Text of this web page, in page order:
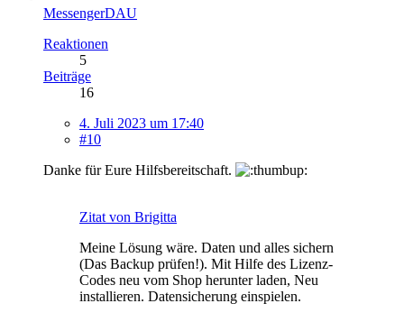
MessengerDAU
Reaktionen
5
Beiträge
16
4. Juli 2023 um 17:40
#10
Danke für Eure Hilfsbereitschaft.
Zitat von Brigitta
Meine Lösung wäre. Daten und alles sichern
(Das Backup prüfen!). Mit Hilfe des Lizenz-
Codes neu vom Shop herunter laden, Neu
installieren. Datensicherung einspielen.